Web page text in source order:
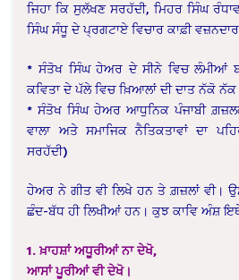
ਜਿਹਾ ਕਿ ਸੁਲੱਖਣ ਸਰਹੱਦੀ, ਮਿਹਰ ਸਿੰਘ
ਸਿੰਘ ਸੰਧੂ ਦੇ ਪ੍ਰਗਟਾਏ ਵਿਚਾਰ ਕਾਫ਼ੀ
* ਸੰਤੋਖ ਸਿੰਘ ਹੇਅਰ ਦੇ ਸੀਨੇ ਵਿਚ ਲੰਮੀਆਂ
ਕਵਿਤਾ ਦੇ ਪੱਲੇ ਵਿਚ ਖ਼ਿਆਲਾਂ ਦੀ ਦਾਤ ਨੱਕੋ
* ਸੰਤੋਖ ਸਿੰਘ ਹੇਅਰ ਆਧੁਨਿਕ ਪੰਜਾਬੀ
ਵਾਲਾ ਅਤੇ ਸਮਾਜਿਕ ਨੈਤਿਕਤਾਵਾਂ ਦਾ
ਸਰਹੱਦੀ)
ਹੇਅਰ ਨੇ ਗੀਤ ਵੀ ਲਿਖੇ ਹਨ ਤੇ ਗ਼ਜ਼ਲਾਂ ਵੀ।
ਛੰਦ-ਬੱਧ ਹੀ ਲਿਖੀਆਂ ਹਨ। ਕੁਝ ਕਾਵਿ ਅੰਸ਼
1. ਖ਼ਾਹਸ਼ਾਂ ਅਧੂਰੀਆਂ ਨਾ ਦੇਖੋ,
ਆਸਾਂ ਪੂਰੀਆਂ ਵੀ ਦੇਖੋ।